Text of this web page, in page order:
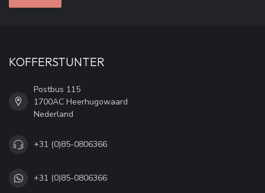
KOFFERSTUNTER
Postbus 115
1700AC Heerhugowaard
Nederland
+31 (0)85-0806366
+31 (0)85-0806366